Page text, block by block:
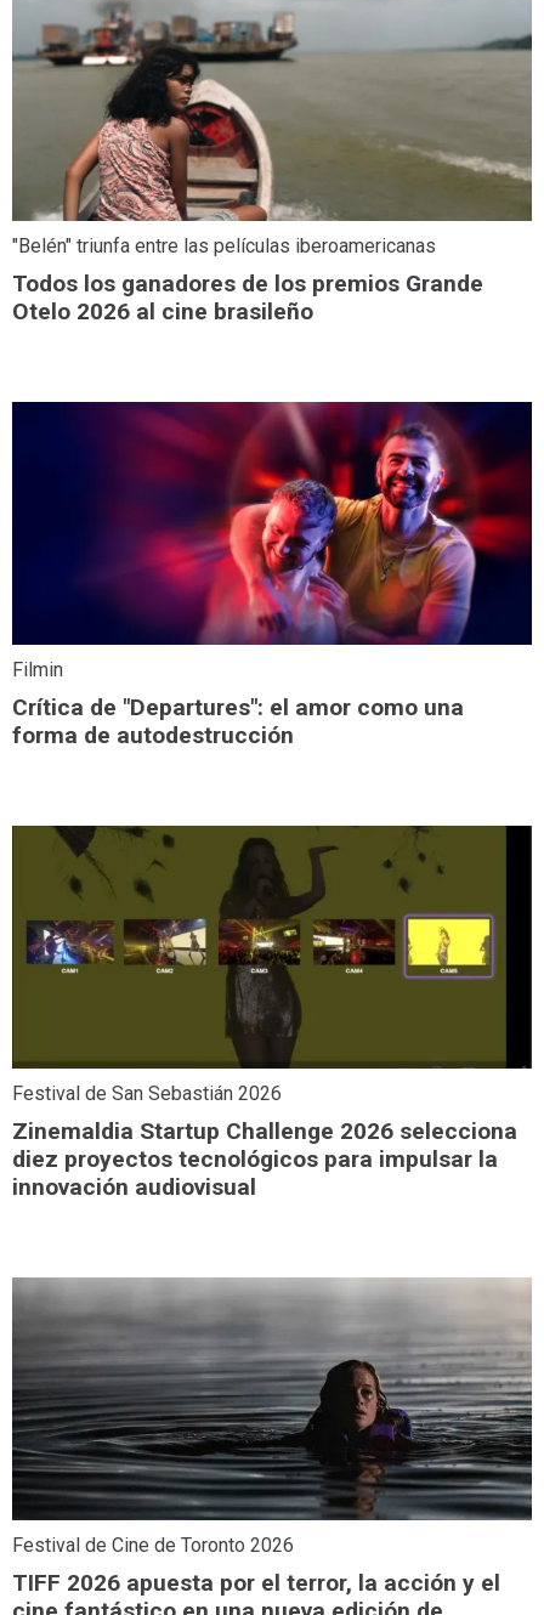
"Belén" triunfa entre las películas iberoamericanas
Todos los ganadores de los premios Grande
Otelo 2026 al cine brasileño
Filmin
Crítica de "Departures": el amor como una
forma de autodestrucción
Festival de San Sebastián 2026
Zinemaldia Startup Challenge 2026 selecciona
diez proyectos tecnológicos para impulsar la
innovación audiovisual
Festival de Cine de Toronto 2026
TIFF 2026 apuesta por el terror, la acción y el